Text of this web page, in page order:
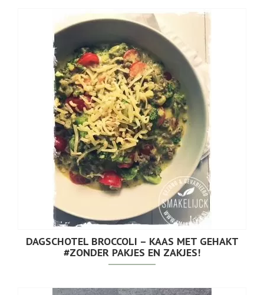
DAGSCHOTEL BROCCOLI – KAAS MET GEHAKT
#ZONDER PAKJES EN ZAKJES!